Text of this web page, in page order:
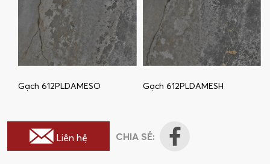
Gạch 612PLDAMESO Gạch 612PLDAMESH
Liên hệ CHIA SẺ: